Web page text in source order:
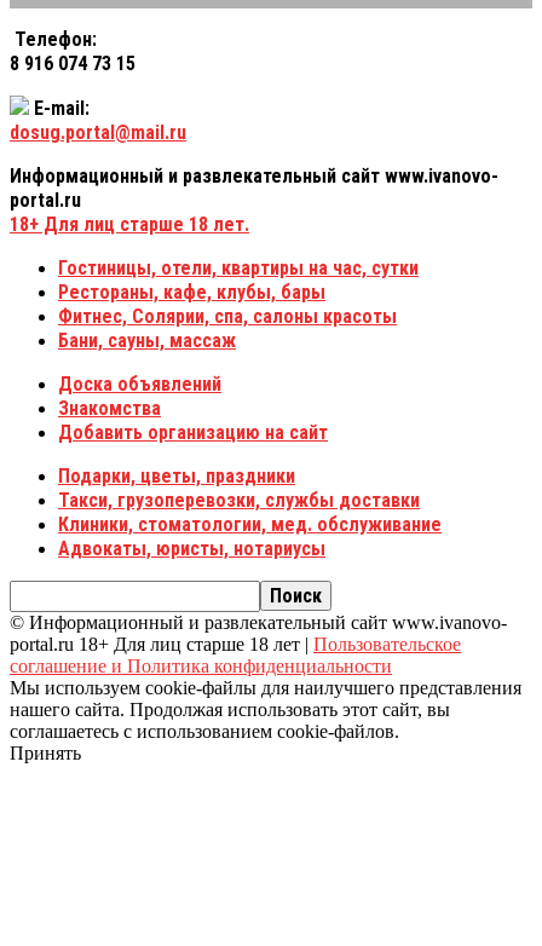
Телефон:
8 916 074 73 15
E-mail:
dosug.portal@mail.ru
Информационный и развлекательный сайт www.ivanovo-
portal.ru
18+ Для лиц старше 18 лет.
Гостиницы, отели, квартиры на час, сутки
Рестораны, кафе, клубы, бары
Фитнес, Солярии, спа, салоны красоты
Бани, сауны, массаж
Доска объявлений
Знакомства
Добавить организацию на сайт
Подарки, цветы, праздники
Такси, грузоперевозки, службы доставки
Клиники, стоматологии, мед. обслуживание
Адвокаты, юристы, нотариусы
© Информационный и развлекательный сайт www.ivanovo-
portal.ru 18+ Для лиц старше 18 лет | Пользовательское
соглашение и Политика конфиденциальности
Мы используем cookie-файлы для наилучшего представления
нашего сайта. Продолжая использовать этот сайт, вы
соглашаетесь с использованием cookie-файлов.
Принять